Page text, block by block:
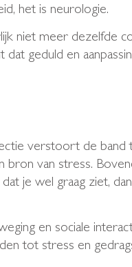
het is neurologie.
niet meer dezelfde
geduld en
verstoort de band
bron van stress.
je wel graag ziet,
en sociale
tot stress en